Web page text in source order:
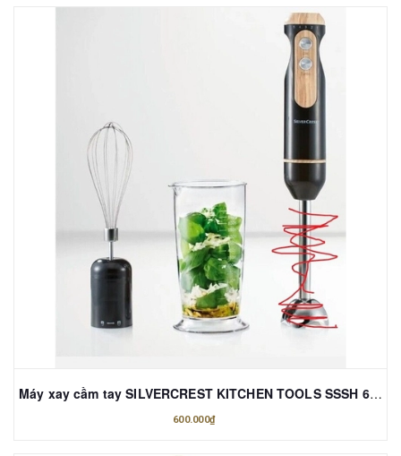
Máy xay cầm tay SILVERCREST KITCHEN TOOLS SSSH 600 A1
600.000₫